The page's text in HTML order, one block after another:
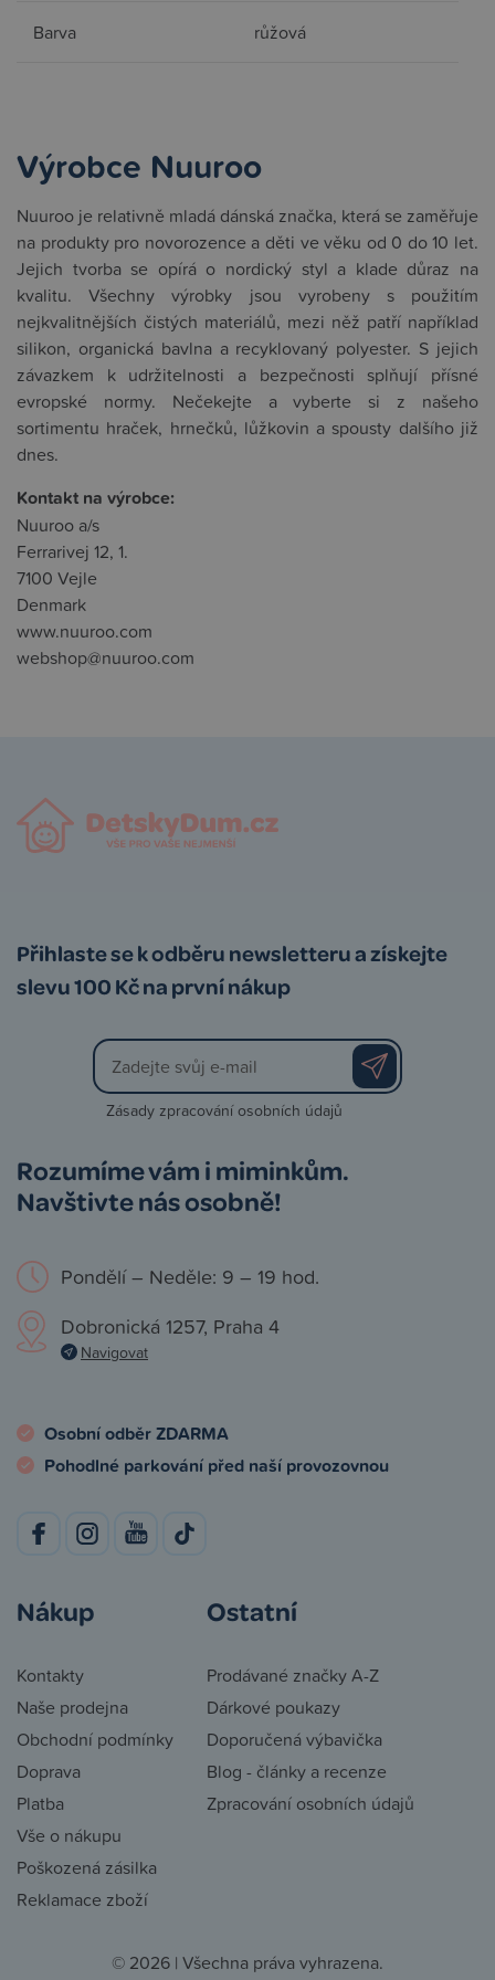
Barva růžová
Výrobce Nuuroo
Nuuroo je relativně mladá dánská značka, která se zaměřuje
na produkty pro novorozence a děti ve věku od 0 do 10 let.
Jejich tvorba se opírá o nordický styl a klade důraz na
kvalitu. Všechny výrobky jsou vyrobeny s použitím
nejkvalitnějších čistých materiálů, mezi něž patří například
silikon, organická bavlna a recyklovaný polyester. S jejich
závazkem k udržitelnosti a bezpečnosti splňují přísné
evropské normy. Nečekejte a vyberte si z našeho
sortimentu hraček, hrnečků, lůžkovin a spousty dalšího již
dnes.
Kontakt na výrobce:
Nuuroo a/s
Ferrarivej 12, 1.
7100 Vejle
Denmark
www.nuuroo.com
webshop@nuuroo.com
Přihlaste se k odběru newsletteru a získejte
slevu 100 Kč na první nákup
Zásady zpracování osobních údajů
Rozumíme vám i miminkům.
Navštivte nás osobně!
Pondělí – Neděle: 9 – 19 hod.
Dobronická 1257, Praha 4
Navigovat
Osobní odběr ZDARMA
Pohodlné parkování před naší provozovnou
Nákup
Kontakty
Naše prodejna
Obchodní podmínky
Doprava
Platba
Vše o nákupu
Poškozená zásilka
Reklamace zboží
Ostatní
Prodávané značky A-Z
Dárkové poukazy
Doporučená výbavička
Blog - články a recenze
Zpracování osobních údajů
© 2026 | Všechna práva vyhrazena.